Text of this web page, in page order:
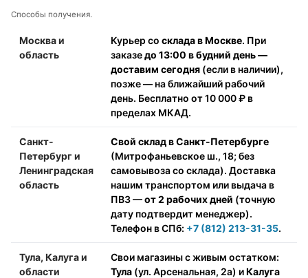
Способы получения.
Москва и
область
Курьер со склада в Москве. При
заказедо 13:00 в будний день —
доставим сегодня (если в наличии),
позже — на ближайший рабочий
день. Бесплатно от 10 000 ₽ в
пределах МКАД.
Санкт-
Петербург и
Ленинградская
область
Свой склад в Санкт-Петербурге
(Митрофаньевское ш., 18; без
самовывоза со склада). Доставка
нашим транспортом или выдача в
ПВЗ —от 2 рабочих дней (точную
дату подтвердит менеджер).
Телефон в СПб: +7 (812) 213-31-35.
Тула, Калуга и
области
Свои магазины с живым остатком:
Тула (ул. Арсенальная, 2а) иКалуга